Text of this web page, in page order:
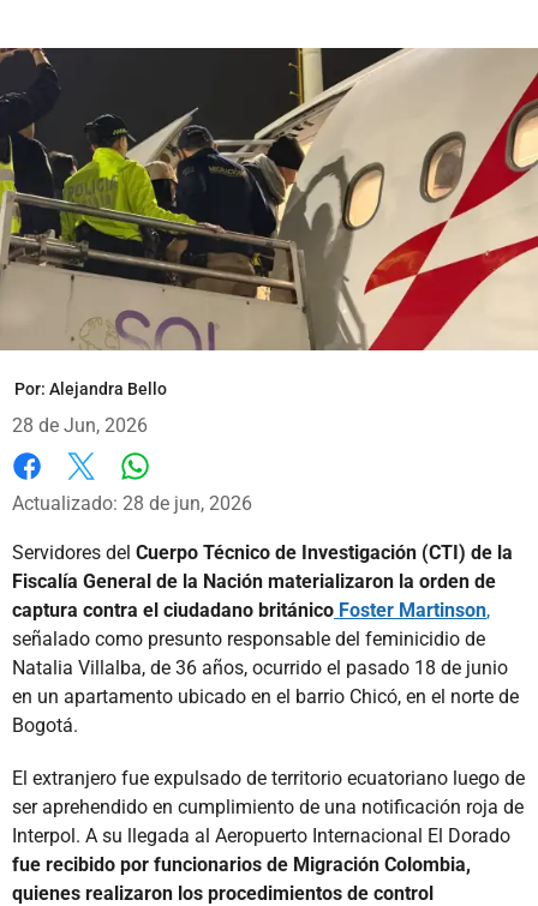
Por: Alejandra Bello
28 de Jun, 2026
Facebook
X
Actualizado: 28 de jun, 2026
Servidores del Cuerpo Técnico de Investigación (CTI) de la
Fiscalía General de la Nación materializaron la orden de
captura contra el ciudadano británico Foster Martinson,
señalado como presunto responsable del feminicidio de
Natalia Villalba, de 36 años, ocurrido el pasado 18 de junio
en un apartamento ubicado en el barrio Chicó, en el norte de
Bogotá.
El extranjero fue expulsado de territorio ecuatoriano luego de
ser aprehendido en cumplimiento de una notificación roja de
Interpol. A su llegada al Aeropuerto Internacional El Dorado
fue recibido por funcionarios de Migración Colombia,
quienes realizaron los procedimientos de control